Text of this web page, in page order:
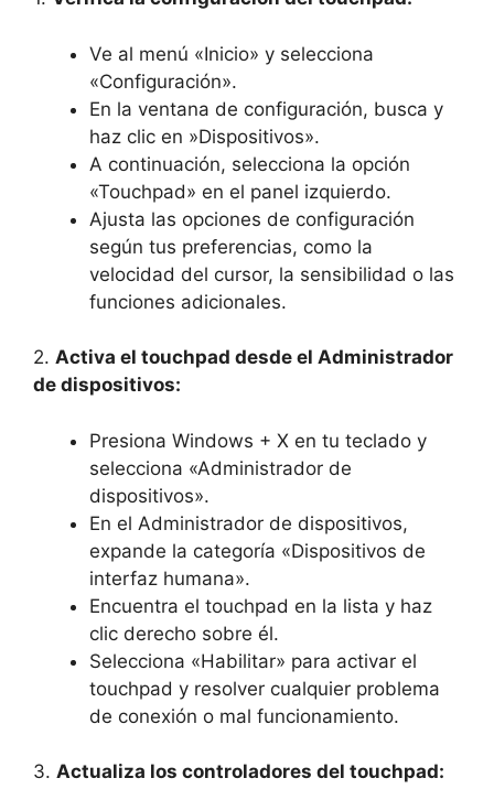
Ve al menú «Inicio» y selecciona
«Configuración».
En la ventana⁣ de configuración,​ busca y
‍haz clic en ⁤»Dispositivos».
A continuación, selecciona⁤ la opción
«Touchpad» en el panel izquierdo.
Ajusta las opciones de configuración
según tus preferencias, como la
velocidad del ​cursor, la ‌sensibilidad o⁣ las
funciones adicionales.
2. Activa el touchpad desde el Administrador
de ⁣dispositivos:
Presiona Windows + ⁤X⁤ en tu teclado y
selecciona «Administrador de
dispositivos».
En el Administrador de dispositivos,
expande‌ la ​categoría «Dispositivos de
interfaz humana».
Encuentra el touchpad‌ en la lista y haz
clic derecho sobre él.
Selecciona «Habilitar» para activar el
touchpad‍ y⁤ resolver cualquier problema
de conexión o mal funcionamiento.
3. Actualiza los controladores del⁣ touchpad: